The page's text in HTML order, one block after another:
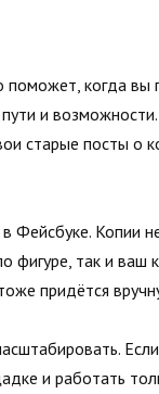
когда вы
и возможности.
старые посты о
Фейсбуке. Копии
фигуре, так и ваш
придётся
и работать